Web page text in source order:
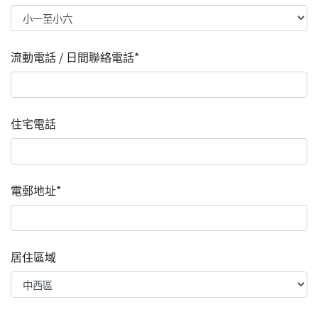
流動電話 / 日間聯絡電話*
住宅電話
電郵地址*
居住區域